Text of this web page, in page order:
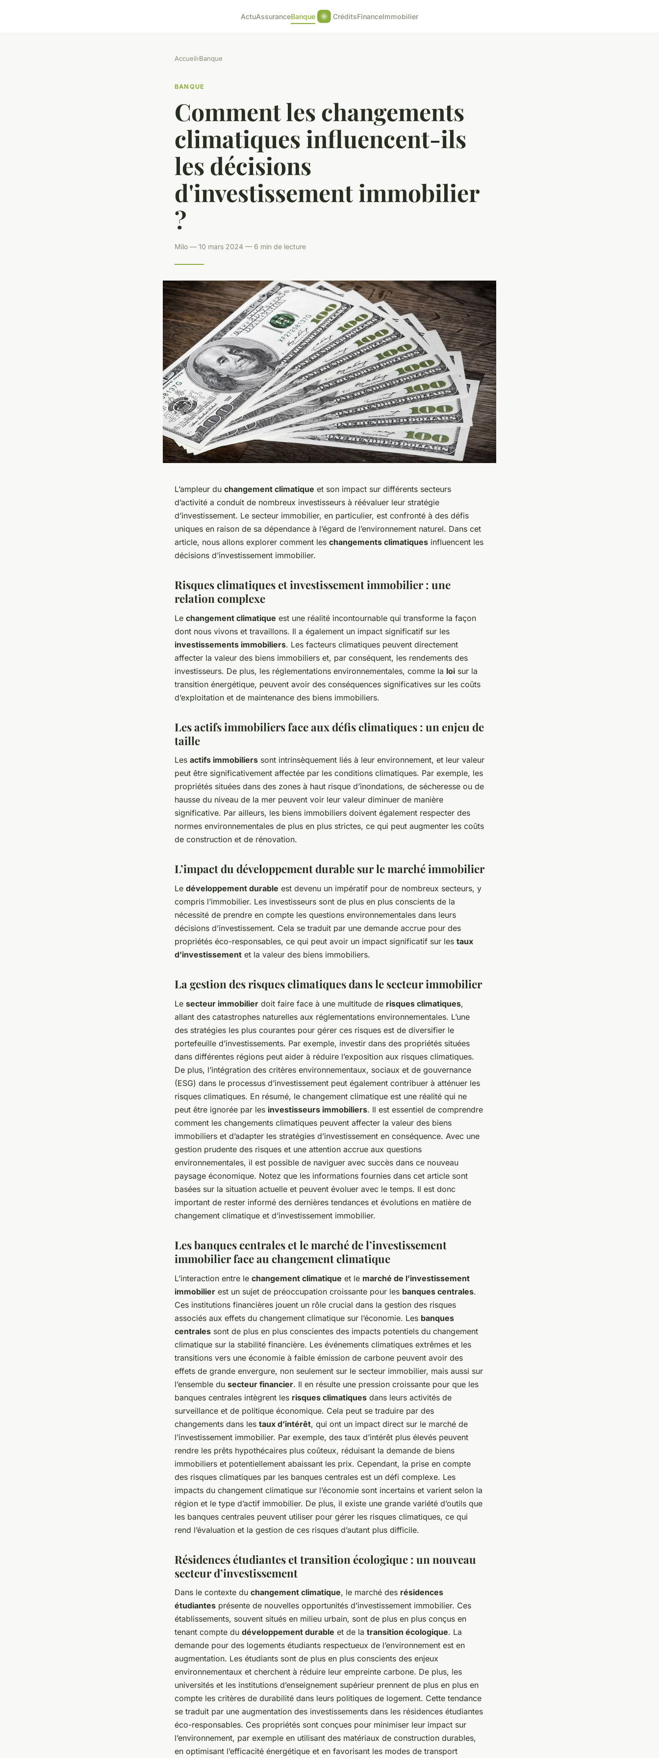
ActuAssuranceBanque CréditsFinanceImmobilier
Accueil›Banque
BANQUE
Comment les changements
climatiques influencent-ils
les décisions
d'investissement immobilier
?
Milo — 10 mars 2024 — 6 min de lecture
L’ampleur du changement climatique et son impact sur différents secteurs
d’activité a conduit de nombreux investisseurs à réévaluer leur stratégie
d’investissement. Le secteur immobilier, en particulier, est confronté à des défis
uniques en raison de sa dépendance à l’égard de l’environnement naturel. Dans cet
article, nous allons explorer comment les changements climatiques influencent les
décisions d’investissement immobilier.
Risques climatiques et investissement immobilier : une
relation complexe
Le changement climatique est une réalité incontournable qui transforme la façon
dont nous vivons et travaillons. Il a également un impact significatif sur les
investissements immobiliers. Les facteurs climatiques peuvent directement
affecter la valeur des biens immobiliers et, par conséquent, les rendements des
investisseurs. De plus, les réglementations environnementales, comme la loi sur la
transition énergétique, peuvent avoir des conséquences significatives sur les coûts
d’exploitation et de maintenance des biens immobiliers.
Les actifs immobiliers face aux défis climatiques : un enjeu de
taille
Les actifs immobiliers sont intrinsèquement liés à leur environnement, et leur valeur
peut être significativement affectée par les conditions climatiques. Par exemple, les
propriétés situées dans des zones à haut risque d’inondations, de sécheresse ou de
hausse du niveau de la mer peuvent voir leur valeur diminuer de manière
significative. Par ailleurs, les biens immobiliers doivent également respecter des
normes environnementales de plus en plus strictes, ce qui peut augmenter les coûts
de construction et de rénovation.
L’impact du développement durable sur le marché immobilier
Le développement durable est devenu un impératif pour de nombreux secteurs, y
compris l’immobilier. Les investisseurs sont de plus en plus conscients de la
nécessité de prendre en compte les questions environnementales dans leurs
décisions d’investissement. Cela se traduit par une demande accrue pour des
propriétés éco-responsables, ce qui peut avoir un impact significatif sur les taux
d’investissement et la valeur des biens immobiliers.
La gestion des risques climatiques dans le secteur immobilier
Le secteur immobilier doit faire face à une multitude de risques climatiques,
allant des catastrophes naturelles aux réglementations environnementales. L’une
des stratégies les plus courantes pour gérer ces risques est de diversifier le
portefeuille d’investissements. Par exemple, investir dans des propriétés situées
dans différentes régions peut aider à réduire l’exposition aux risques climatiques.
De plus, l’intégration des critères environnementaux, sociaux et de gouvernance
(ESG) dans le processus d’investissement peut également contribuer à atténuer les
risques climatiques. En résumé, le changement climatique est une réalité qui ne
peut être ignorée par les investisseurs immobiliers. Il est essentiel de comprendre
comment les changements climatiques peuvent affecter la valeur des biens
immobiliers et d’adapter les stratégies d’investissement en conséquence. Avec une
gestion prudente des risques et une attention accrue aux questions
environnementales, il est possible de naviguer avec succès dans ce nouveau
paysage économique. Notez que les informations fournies dans cet article sont
basées sur la situation actuelle et peuvent évoluer avec le temps. Il est donc
important de rester informé des dernières tendances et évolutions en matière de
changement climatique et d’investissement immobilier.
Les banques centrales et le marché de l’investissement
immobilier face au changement climatique
L’interaction entre le changement climatique et le marché de l’investissement
immobilier est un sujet de préoccupation croissante pour les banques centrales.
Ces institutions financières jouent un rôle crucial dans la gestion des risques
associés aux effets du changement climatique sur l’économie. Les banques
centrales sont de plus en plus conscientes des impacts potentiels du changement
climatique sur la stabilité financière. Les événements climatiques extrêmes et les
transitions vers une économie à faible émission de carbone peuvent avoir des
effets de grande envergure, non seulement sur le secteur immobilier, mais aussi sur
l’ensemble du secteur financier. Il en résulte une pression croissante pour que les
banques centrales intègrent les risques climatiques dans leurs activités de
surveillance et de politique économique. Cela peut se traduire par des
changements dans les taux d’intérêt, qui ont un impact direct sur le marché de
l’investissement immobilier. Par exemple, des taux d’intérêt plus élevés peuvent
rendre les prêts hypothécaires plus coûteux, réduisant la demande de biens
immobiliers et potentiellement abaissant les prix. Cependant, la prise en compte
des risques climatiques par les banques centrales est un défi complexe. Les
impacts du changement climatique sur l’économie sont incertains et varient selon la
région et le type d’actif immobilier. De plus, il existe une grande variété d’outils que
les banques centrales peuvent utiliser pour gérer les risques climatiques, ce qui
rend l’évaluation et la gestion de ces risques d’autant plus difficile.
Résidences étudiantes et transition écologique : un nouveau
secteur d’investissement
Dans le contexte du changement climatique, le marché des résidences
étudiantes présente de nouvelles opportunités d’investissement immobilier. Ces
établissements, souvent situés en milieu urbain, sont de plus en plus conçus en
tenant compte du développement durable et de la transition écologique. La
demande pour des logements étudiants respectueux de l’environnement est en
augmentation. Les étudiants sont de plus en plus conscients des enjeux
environnementaux et cherchent à réduire leur empreinte carbone. De plus, les
universités et les institutions d’enseignement supérieur prennent de plus en plus en
compte les critères de durabilité dans leurs politiques de logement. Cette tendance
se traduit par une augmentation des investissements dans les résidences étudiantes
éco-responsables. Ces propriétés sont conçues pour minimiser leur impact sur
l’environnement, par exemple en utilisant des matériaux de construction durables,
en optimisant l’efficacité énergétique et en favorisant les modes de transport